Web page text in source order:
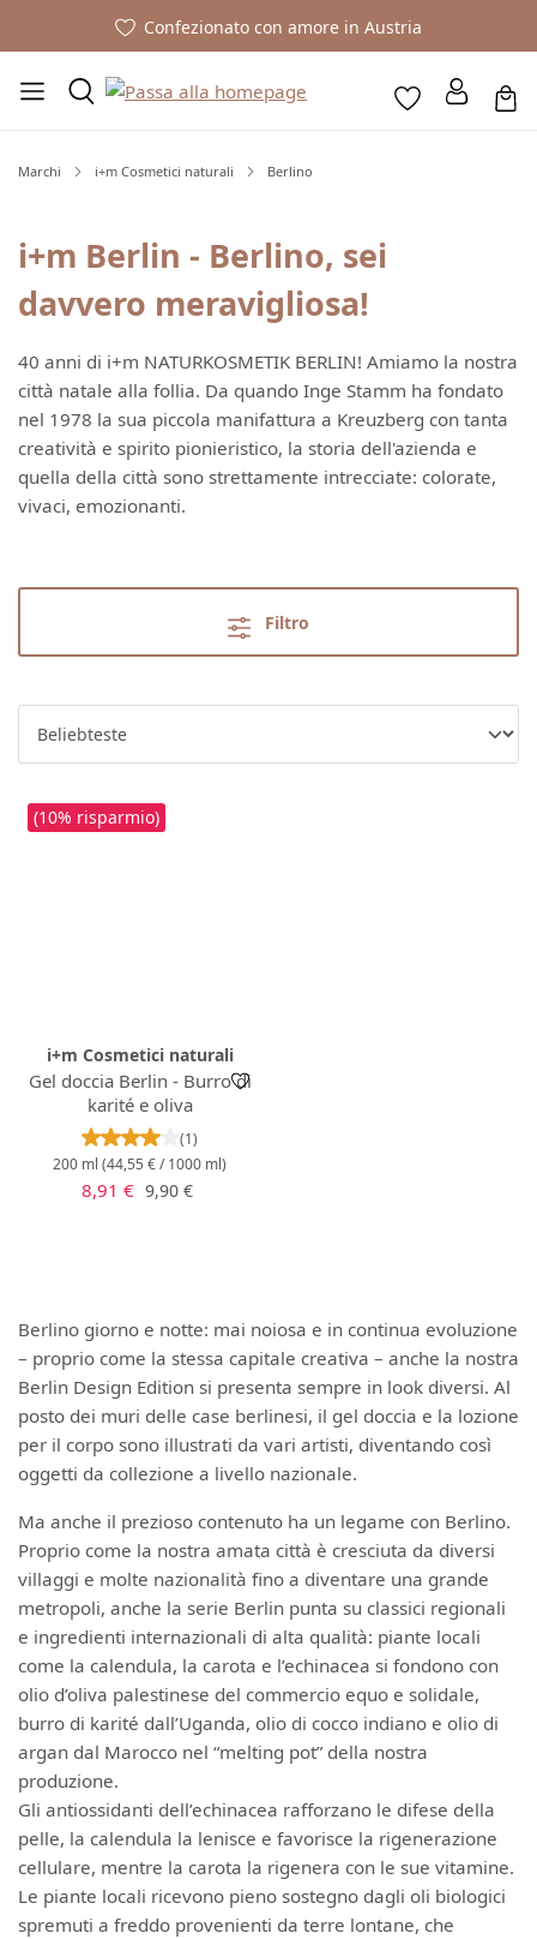
Confezionato con amore in Austria
Marchi i+m Cosmetici naturali Berlino
i+m Berlin - Berlino, sei
davvero meravigliosa!
40 anni di i+m NATURKOSMETIK BERLIN! Amiamo la nostra
città natale alla follia. Da quando Inge Stamm ha fondato
nel 1978 la sua piccola manifattura a Kreuzberg con tanta
creatività e spirito pionieristico, la storia dell'azienda e
quella della città sono strettamente intrecciate: colorate,
vivaci, emozionanti.
Filtro
(10% risparmio)
i+m Cosmetici naturali
Gel doccia Berlin - Burro di
karité e oliva
Valutazione media di 4 su 5 stelle
(1)
200 ml (44,55 € / 1000 ml)
Prezzo di vendita:
8,91 € Prezzo normale:
9,90 €
Berlino giorno e notte: mai noiosa e in continua evoluzione
– proprio come la stessa capitale creativa – anche la nostra
Berlin Design Edition si presenta sempre in look diversi. Al
posto dei muri delle case berlinesi, il gel doccia e la lozione
per il corpo sono illustrati da vari artisti, diventando così
oggetti da collezione a livello nazionale.
Ma anche il prezioso contenuto ha un legame con Berlino.
Proprio come la nostra amata città è cresciuta da diversi
villaggi e molte nazionalità fino a diventare una grande
metropoli, anche la serie Berlin punta su classici regionali
e ingredienti internazionali di alta qualità: piante locali
come la calendula, la carota e l’echinacea si fondono con
olio d’oliva palestinese del commercio equo e solidale,
burro di karité dall’Uganda, olio di cocco indiano e olio di
argan dal Marocco nel “melting pot” della nostra
produzione.
Gli antiossidanti dell’echinacea rafforzano le difese della
pelle, la calendula la lenisce e favorisce la rigenerazione
cellulare, mentre la carota la rigenera con le sue vitamine.
Le piante locali ricevono pieno sostegno dagli oli biologici
spremuti a freddo provenienti da terre lontane, che